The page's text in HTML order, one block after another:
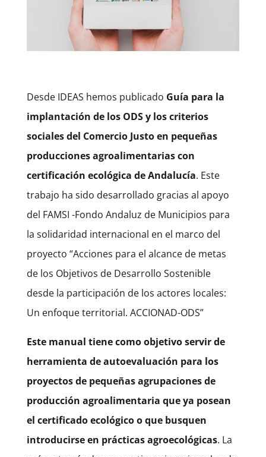
Desde IDEAS hemos publicado Guía para la
implantación de los ODS y los criterios
sociales del Comercio Justo en pequeñas
producciones agroalimentarias con
certificación ecológica de Andalucía. Este
trabajo ha sido desarrollado gracias al apoyo
del FAMSI -Fondo Andaluz de Municipios para
la solidaridad internacional en el marco del
proyecto “Acciones para el alcance de metas
de los Objetivos de Desarrollo Sostenible
desde la participación de los actores locales:
Un enfoque territorial. ACCIONAD-ODS”
Este manual tiene como objetivo servir de
herramienta de autoevaluación para los
proyectos de pequeñas agrupaciones de
producción agroalimentaria que ya posean
el certificado ecológico o que busquen
introducirse en prácticas agroecológicas. La